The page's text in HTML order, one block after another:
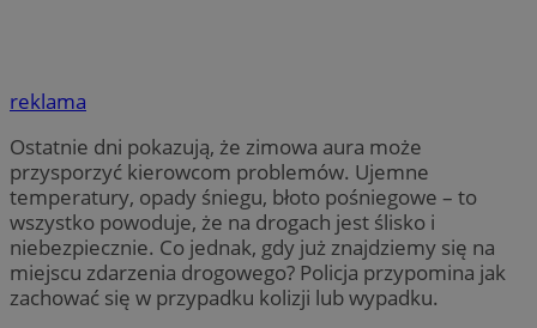
reklama
Ostatnie dni pokazują, że zimowa aura może
przysporzyć kierowcom problemów. Ujemne
temperatury, opady śniegu, błoto pośniegowe – to
wszystko powoduje, że na drogach jest ślisko i
niebezpiecznie. Co jednak, gdy już znajdziemy się na
miejscu zdarzenia drogowego? Policja przypomina jak
zachować się w przypadku kolizji lub wypadku.